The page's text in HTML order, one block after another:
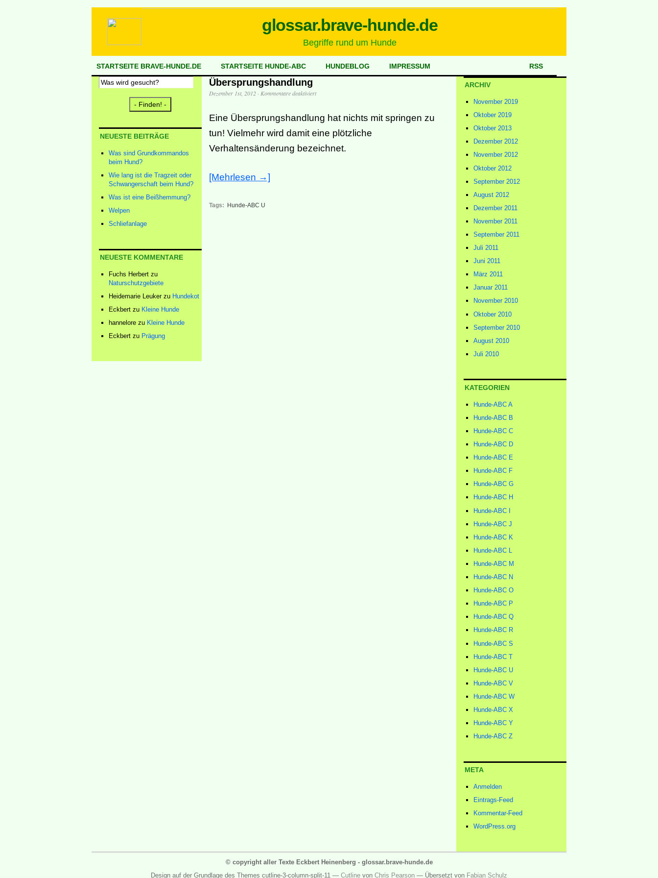
glossar.brave-hunde.de
Begriffe rund um Hunde
STARTSEITE BRAVE-HUNDE.DE STARTSEITE HUNDE-ABC HUNDEBLOG IMPRESSUM RSS
NEUESTE BEITRÄGE
Was sind Grundkommandos
beim Hund?
Wie lang ist die Tragzeit oder
Schwangerschaft beim Hund?
Was ist eine Beißhemmung?
Welpen
Schliefanlage
NEUESTE KOMMENTARE
Fuchs Herbert zu
Naturschutzgebiete
Heidemarie Leukerzu Hundekot
Eckbert zu Kleine Hunde
hannelore zu Kleine Hunde
Eckbert zu Prägung
Übersprungshandlung
Dezember 1st, 2012 · Kommentare deaktiviertfür
Eine Übersprungshandlung hat nichts mit springen zu
tun! Vielmehr wird damit eine plötzliche
Verhaltensänderung bezeichnet.
[Mehrlesen →]
Tags: Hunde-ABC U
ARCHIV
November 2019
Oktober 2019
Oktober 2013
Dezember 2012
November 2012
Oktober 2012
September 2012
August 2012
Dezember 2011
November 2011
September 2011
Juli 2011
Juni 2011
März 2011
Januar 2011
November 2010
Oktober 2010
September 2010
August 2010
Juli 2010
KATEGORIEN
Hunde-ABC A
Hunde-ABC B
Hunde-ABC C
Hunde-ABC D
Hunde-ABC E
Hunde-ABC F
Hunde-ABC G
Hunde-ABC H
Hunde-ABC I
Hunde-ABC J
Hunde-ABC K
Hunde-ABC L
Hunde-ABC M
Hunde-ABC N
Hunde-ABC O
Hunde-ABC P
Hunde-ABC Q
Hunde-ABC R
Hunde-ABC S
Hunde-ABC T
Hunde-ABC U
Hunde-ABC V
Hunde-ABC W
Hunde-ABC X
Hunde-ABC Y
Hunde-ABC Z
META
Anmelden
Eintrags-Feed
Kommentar-Feed
WordPress.org
© copyright aller Texte Eckbert Heinenberg - glossar.brave-hunde.de
Design auf der Grundlage des Themes cutline-3-column-split-11 — Cutline von Chris Pearson — Übersetzt von Fabian Schulz